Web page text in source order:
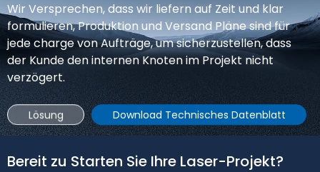
Wir Versprechen, dass wir liefern auf Zeit und klar
formulieren, Produktion und Versand Pläne sind für
jede charge von Aufträge, um sicherzustellen, dass
der Kunde den internen Knoten im Projekt nicht
verzögert.
Lösung Download Technisches Datenblatt
Bereit zu Starten Sie Ihre Laser-Projekt?